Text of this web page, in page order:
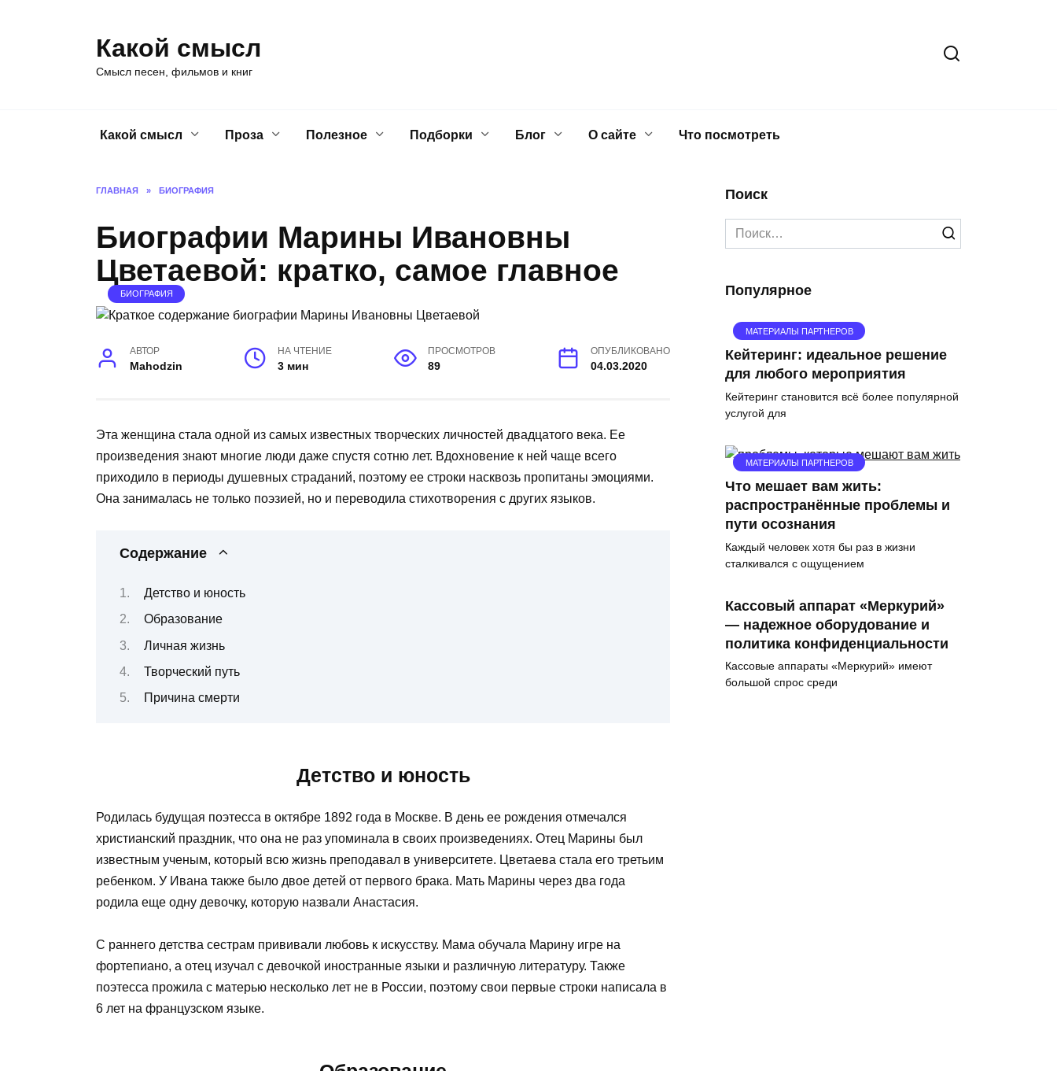
Какой смысл
Смысл песен, фильмов и книг
Какой смысл Проза Полезное Подборки Блог О сайте Что посмотреть
ГЛАВНАЯ » БИОГРАФИЯ
Биографии Марины Ивановны
Цветаевой: кратко, самое главное
БИОГРАФИЯ
АВТОР
Mahodzin
НА ЧТЕНИЕ
3 мин
ПРОСМОТРОВ
89
ОПУБЛИКОВАНО
04.03.2020
Эта женщина стала одной из самых известных творческих личностей двадцатого века. Ее
произведения знают многие люди даже спустя сотню лет. Вдохновение к ней чаще всего
приходило в периоды душевных страданий, поэтому ее строки насквозь пропитаны эмоциями.
Она занималась не только поэзией, но и переводила стихотворения с других языков.
Содержание
Детство и юность
Образование
Личная жизнь
Творческий путь
Причина смерти
Детство и юность
Родилась будущая поэтесса в октябре 1892 года в Москве. В день ее рождения отмечался
христианский праздник, что она не раз упоминала в своих произведениях. Отец Марины был
известным ученым, который всю жизнь преподавал в университете. Цветаева стала его третьим
ребенком. У Ивана также было двое детей от первого брака. Мать Марины через два года
родила еще одну девочку, которую назвали Анастасия.
С раннего детства сестрам прививали любовь к искусству. Мама обучала Марину игре на
фортепиано, а отец изучал с девочкой иностранные языки и различную литературу. Также
поэтесса прожила с матерью несколько лет не в России, поэтому свои первые строки написала в
6 лет на французском языке.
Поиск
Search
for:
Популярное
МАТЕРИАЛЫ ПАРТНЕРОВ
Кейтеринг: идеальное решение
для любого мероприятия
Кейтеринг становится всё более популярной
услугой для
МАТЕРИАЛЫ ПАРТНЕРОВ
Что мешает вам жить:
распространённые проблемы и
пути осознания
Каждый человек хотя бы раз в жизни
сталкивался с ощущением
Кассовый аппарат «Меркурий»
— надежное оборудование и
политика конфиденциальности
Кассовые аппараты «Меркурий» имеют
большой спрос среди